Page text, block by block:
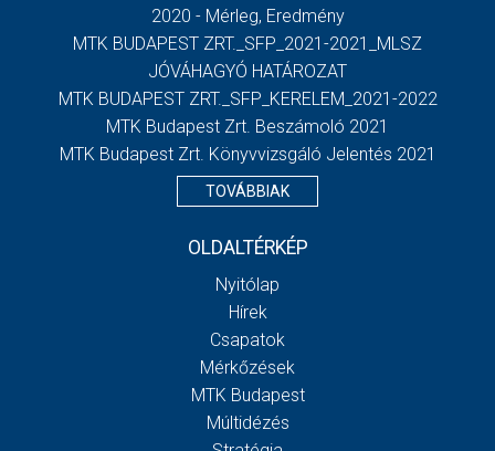
2020 - Mérleg, Eredmény
MTK BUDAPEST ZRT._SFP_2021-2021_MLSZ
JÓVÁHAGYÓ HATÁROZAT
MTK BUDAPEST ZRT._SFP_KERELEM_2021-2022
MTK Budapest Zrt. Beszámoló 2021
MTK Budapest Zrt. Könyvvizsgáló Jelentés 2021
TOVÁBBIAK
OLDALTÉRKÉP
Nyitólap
Hírek
Csapatok
Mérkőzések
MTK Budapest
Múltidézés